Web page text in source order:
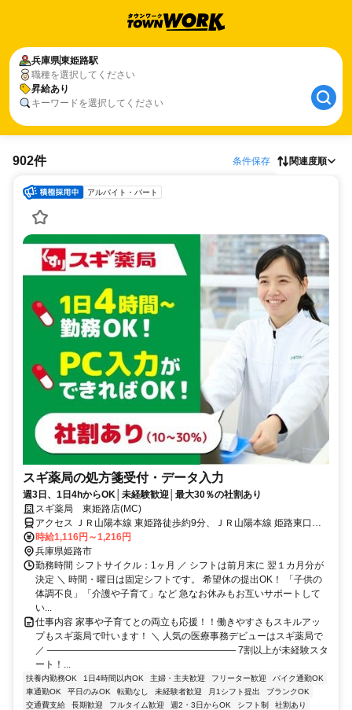
兵庫県東姫路駅
職種を選択してください
昇給あり
キーワードを選択してください
902件 条件保存 関連度順
アルバイト・パート
スギ薬局の処方箋受付・データ入力
週3日、1日4hからOK│未経験歓迎│最大30％の社割あり
スギ薬局 東姫路店(MC)
アクセス ＪＲ山陽本線 東姫路徒歩約9分、ＪＲ山陽本線 姫路東口徒
歩約21分、ＪＲ山陽新幹線/ＪＲ九州新幹線 姫路東口徒歩約21分 0
時給1,116円～1,216円
兵庫県姫路市
勤務時間 シフトサイクル：1ヶ月 ／ シフトは前月末に 翌１カ月分が
決定 ＼ 時間・曜日は固定シフトです。 希望休の提出OK！ 「子供の
体調不良」「介護や子育て」など 急なお休みもお互いサポートして
い...
仕事内容 家事や子育てとの両立も応援！！働きやすさもスキルアッ
プもスギ薬局で叶います！ ＼ 人気の医療事務デビューはスギ薬局で
／ ―――――――――――――――――――― 7割以上が未経験スタ
ート！...
扶養内勤務OK 1日4時間以内OK 主婦・主夫歓迎 フリーター歓迎
バイク通勤OK
車通勤OK
平日のみOK 転勤なし 未経験者歓迎 月1シフト提出
ブランクOK
交通費支給
長期歓迎 フルタイム歓迎 週2・3日からOK シフト制 社割あり